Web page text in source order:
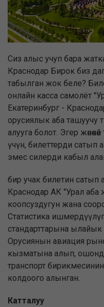
Сиз алыс учуп бара
Краснодар Бирок биз
табылган жок беле?
онлайн касса самолёт
Екатеринбург -
орусиялык аба ташуучу
алууга болот. Эгер
үчүн, билеттерди сатып
эмес силерди кабыл
бир учак билетин сатып
Краснодар АК "Урал
коопсуздугун жана
Статистика
стандарттарына ылайык
Орусиянын авиация
кызматына алып,
транспорт
колдоого алынган.
Катталуу